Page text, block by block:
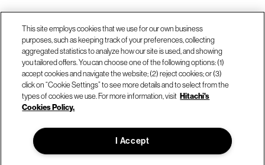
Call us at +1.678.403.3035
Our locations
© Hitachi Vantara LLC 2026. All Rights Reserved.
This site employs cookies that we use for our own business
purposes, such as keeping track of your preferences, collecting
aggregated statistics to analyze how our site is used, and showing
you tailored offers. You can choose one of the following options: (1)
accept cookies and navigate the website; (2) reject cookies; or (3)
click on “Cookie Settings” to see more details and to select from the
types of cookies we use. For more information, visit Hitachi's
Cookies Policy.
I Accept